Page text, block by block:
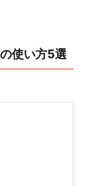
使い方5選